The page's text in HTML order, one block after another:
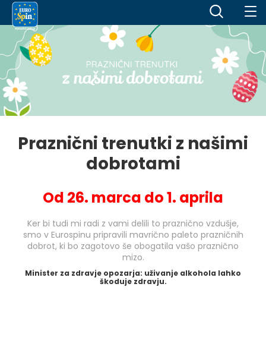
Praznični trenutki z našimi
dobrotami
Od 26. marca do 1. aprila
Ker bi tudi mi radi z vami delili to praznično vzdušje,
smo v Eurospinu pripravili mavrično paleto prazničnih
dobrot, ki bo zagotovo še obogatila vašo praznično
mizo.
Minister za zdravje opozarja: uživanje alkohola lahko
škoduje zdravju.